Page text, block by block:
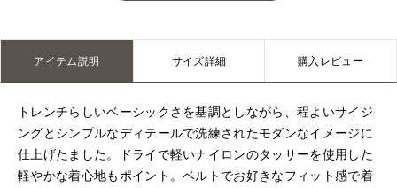
アイテム説明 サイズ詳細 購入レビュー
トレンチらしいベーシックさを基調としながら、程よいサイジ
ングとシンプルなディテールで洗練されたモダンなイメージに
仕上げたました。ドライで軽いナイロンのタッサーを使用した
軽やかな着心地もポイント。ベルトでお好きなフィット感で着